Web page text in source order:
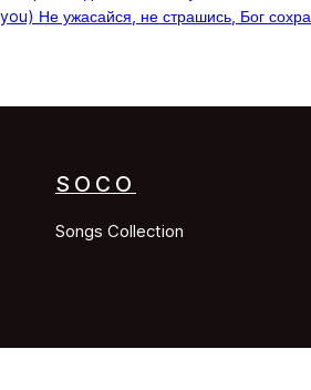
you) Не ужасайся, не страшись, Бог
SOCO
Songs Collection